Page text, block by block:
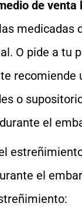
de venta
medicadas
O pide a tu
recomiende
o
el
el